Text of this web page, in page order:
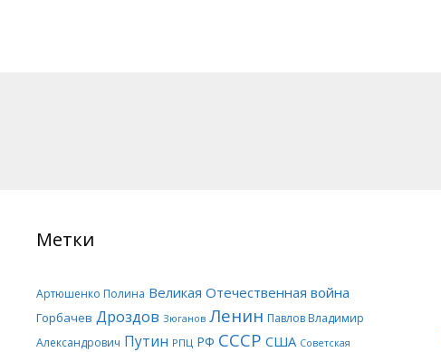
Метки
Артюшенко Полина Великая Отечественная война
Горбачев Дроздов Зюганов Ленин Павлов Владимир
Александрович Путин РПЦ РФ СССР США Советская